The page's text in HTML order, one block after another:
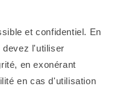
et confidentiel. En
devez l'utiliser
en exonérant
en cas d'utilisation